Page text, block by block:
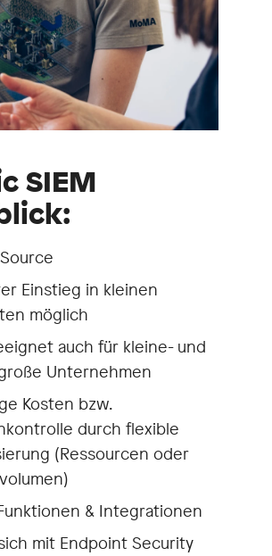
SIEM
Einstieg in kleinen
möglich
auch für kleine- und
Unternehmen
Kosten bzw.
durch flexible
(Ressourcen oder
& Integrationen
mit Endpoint Security